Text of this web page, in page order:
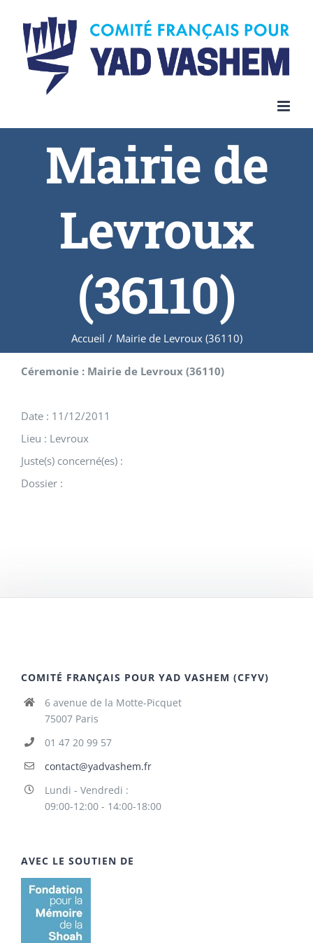
content
Mairie de
Levroux
(36110)
Accueil / Mairie de Levroux (36110)
Céremonie : Mairie de Levroux (36110)
Date : 11/12/2011
Lieu : Levroux
Juste(s) concerné(es) :
Dossier :
COMITÉ FRANÇAIS POUR YAD VASHEM (CFYV)
6 avenue de la Motte-Picquet
75007 Paris
01 47 20 99 57
contact@yadvashem.fr
Lundi - Vendredi :
09:00-12:00 - 14:00-18:00
AVEC LE SOUTIEN DE